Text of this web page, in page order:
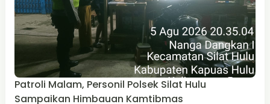
Patroli Malam, Personil Polsek Silat Hulu
Sampaikan Himbauan Kamtibmas